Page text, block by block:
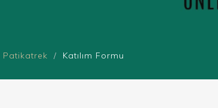
Patikatrek Katılım Formu